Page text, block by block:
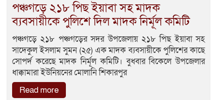
পঞ্চগড়ে ২১৮ পিছ ইয়াবা সহ মাদক
ব্যবসায়ীকে পুলিশে দিল মাদক নির্মূল কমিটি
পঞ্চগড়ে ২১৮ পঞ্চগড়ের সদর উপজেলায় ২১৮ পিছ ইয়াবা সহ
সাদেকুল ইসলাম সুমন (২৫) এক মাদক ব্যবসায়ীকে পুলিশের কাছে
সোপর্দ করেছে মাদক নির্মূল কমিটি। বুধবার বিকেলে উপজেলার
ধাক্কামারা ইউনিয়নের মোলানি শিকারপুর
Read more